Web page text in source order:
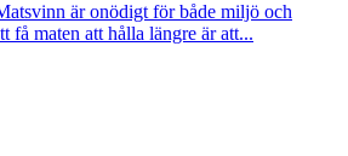
är onödigt för både miljö och
få maten att hålla längre är att...